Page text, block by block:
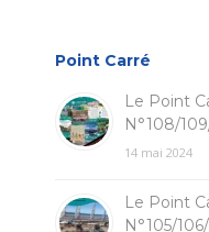
Point Carré
Le Point
N°108/
14 mai 2024
Le Point
N°105/